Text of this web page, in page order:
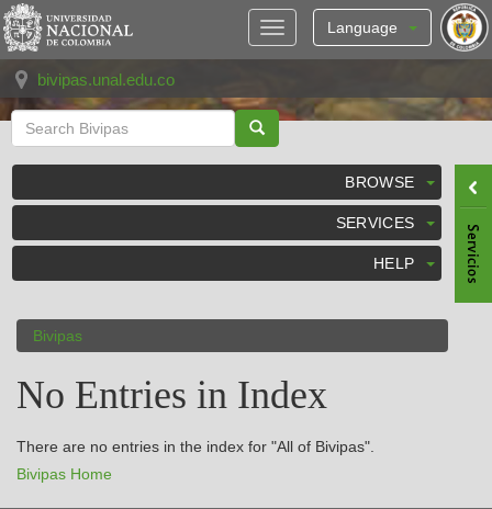
Skip
navigation
Language
bivipas.unal.edu.co
BROWSE
SERVICES
HELP
Bivipas
No Entries in Index
There are no entries in the index for "All of Bivipas".
Bivipas Home